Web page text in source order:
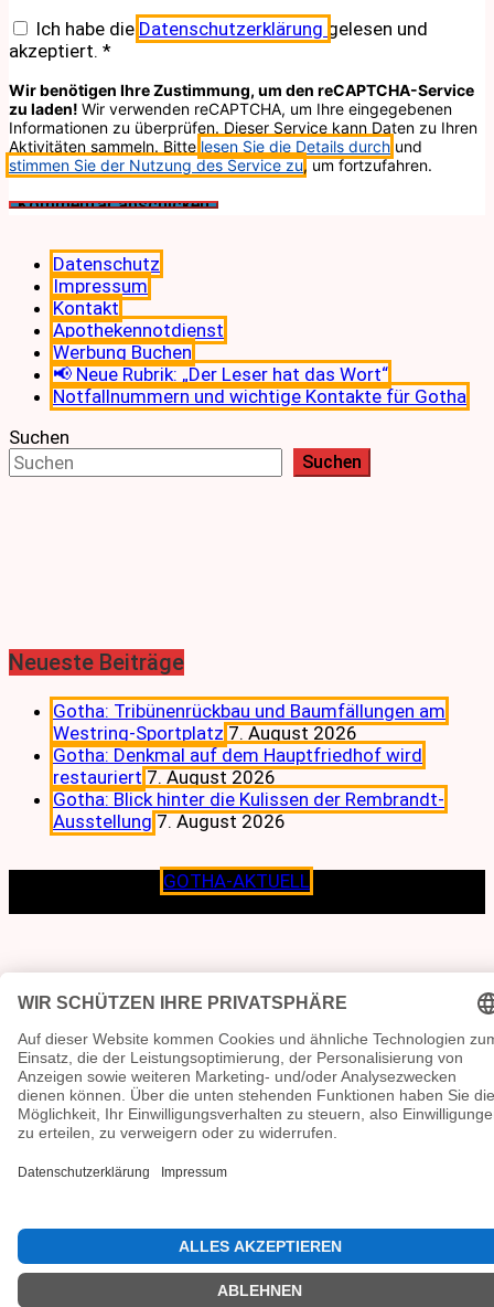
Ich habe die Datenschutzerklärung gelesen und
akzeptiert. *
Wir benötigen Ihre Zustimmung, um den reCAPTCHA-Service
zu laden! Wir verwenden reCAPTCHA, um Ihre eingegebenen
Informationen zu überprüfen. Dieser Service kann Daten zu Ihren
Aktivitäten sammeln. Bitte lesen Sie die Details durch und
stimmen Sie der Nutzung des Service zu, um fortzufahren.
Datenschutz
Impressum
Kontakt
Apothekennotdienst
Werbung Buchen
📢 Neue Rubrik: „Der Leser hat das Wort“
Notfallnummern und wichtige Kontakte für Gotha
Suchen
Suchen
Neueste Beiträge
Gotha: Tribünenrückbau und Baumfällungen am
Westring-Sportplatz 7. August 2026
Gotha: Denkmal auf dem Hauptfriedhof wird
restauriert 7. August 2026
Gotha: Blick hinter die Kulissen der Rembrandt-
Ausstellung 7. August 2026
GOTHA-AKTUELL
Lokalen verpflichtet.